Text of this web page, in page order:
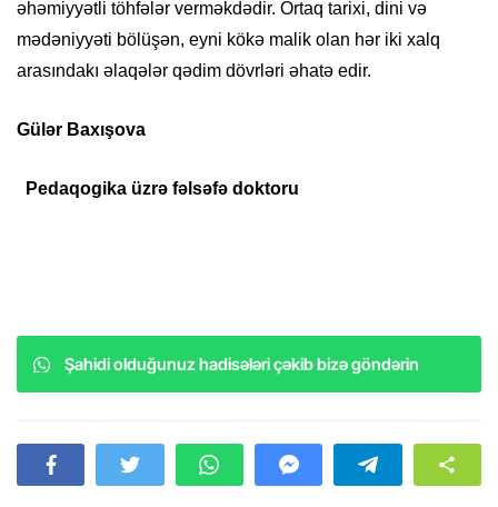
əhəmiyyətli töhfələr verməkdədir. Ortaq tarixi, dini və
mədəniyyəti bölüşən, eyni kökə malik olan hər iki xalq
arasındakı əlaqələr qədim dövrləri əhatə edir.
Gülər Baxışova
Pedaqogika üzrə fəlsəfə doktoru
Şahidi olduğunuz hadisələri çəkib bizə göndərin